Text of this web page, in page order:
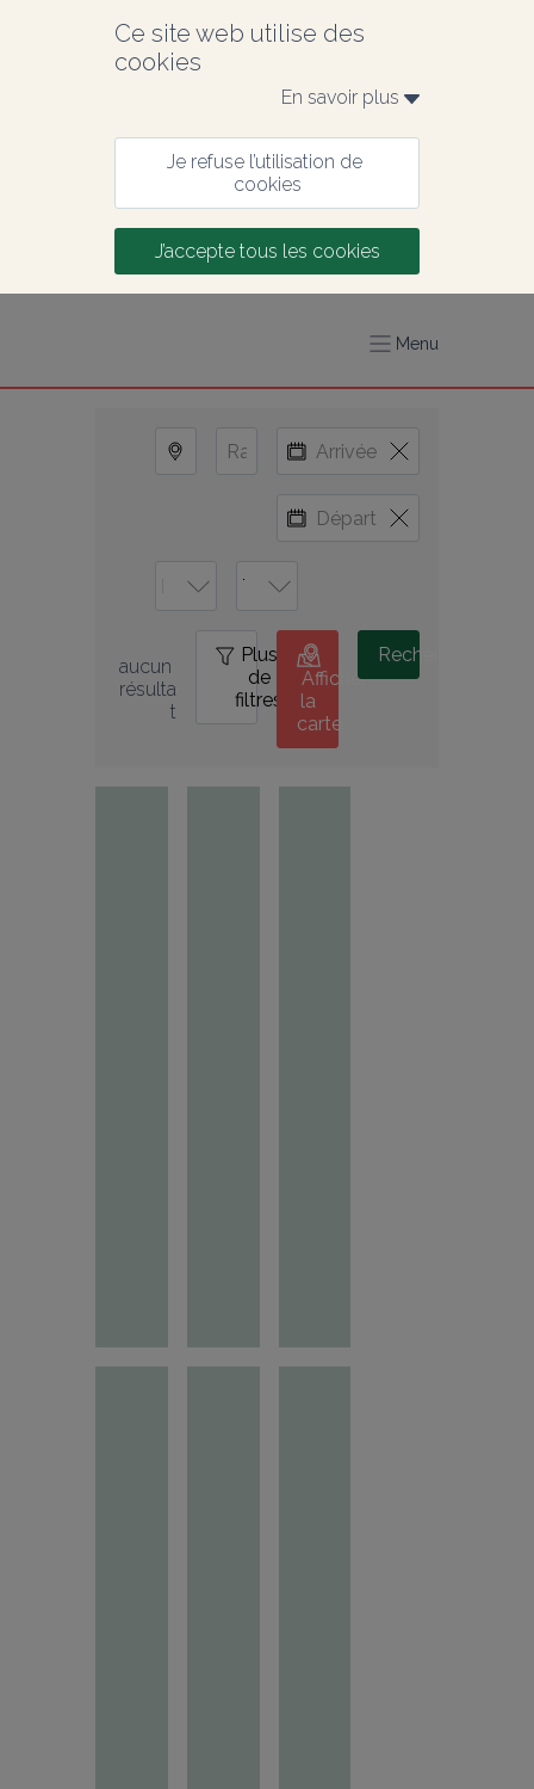
Ce site web utilise des
cookies
En savoir plus
Je refuse l’utilisation de
cookies
J’accepte tous les cookies
Menu
aucun
résulta
t
Plus
de
filtres
Afficher
la
carte
Rechercher